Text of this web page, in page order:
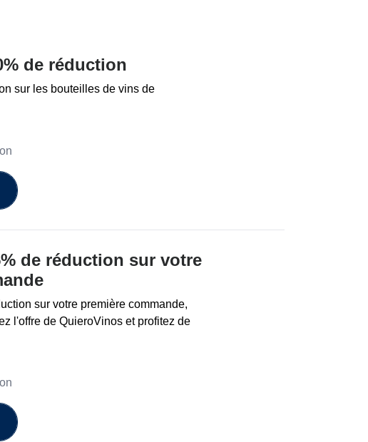
de réduction
sur les bouteilles de vins de
de réduction sur votre
sur votre première commande,
l'offre de QuieroVinos et profitez de